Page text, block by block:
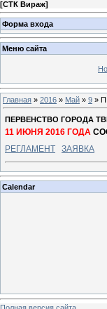
[СТК Вираж]
Форма входа
Меню сайта
Главная » 2016 » Май » 9 »
ПЕРВЕНСТВО ГОРОДА
11 ИЮНЯ 2016 ГОДА
РЕГЛАМЕНТ
ЗАЯВКА
Calendar